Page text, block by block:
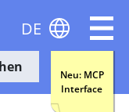
Neu: MCP
Interface
DE